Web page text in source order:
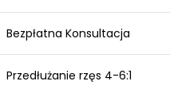
Bezpłatna Konsultacja
Przedłużanie rzęs 4-6:1